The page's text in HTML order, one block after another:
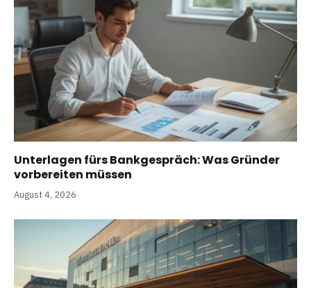
Unterlagen fürs Bankgespräch: Was Gründer
vorbereiten müssen
August 4, 2026